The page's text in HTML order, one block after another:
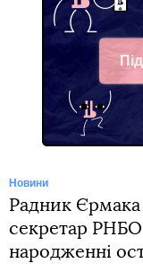
Новини
Радник
секретар
народженні